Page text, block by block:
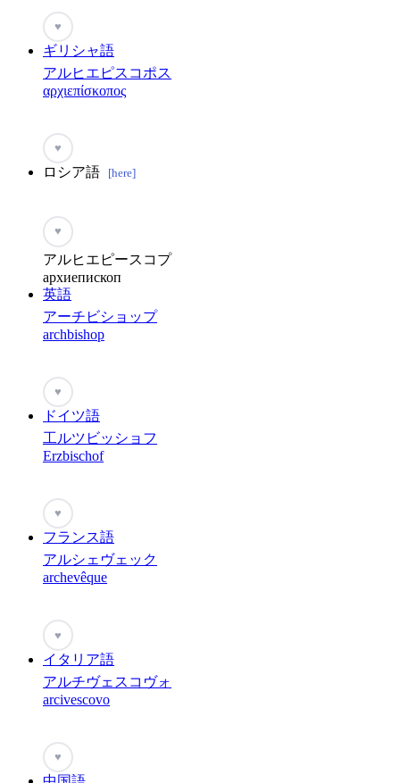
♥
ギリシャ語
アルヒエピスコポス
αρχιεπίσκοπος
♥
ロシア語 [here]
♥
アルヒエピースコプ
архиепископ
英語
アーチビショップ
archbishop
♥
ドイツ語
工ルツビッショフ
Erzbischof
♥
フランス語
アルシェヴェック
archevêque
♥
イタリア語
アルチヴェスコヴォ
arcivescovo
♥